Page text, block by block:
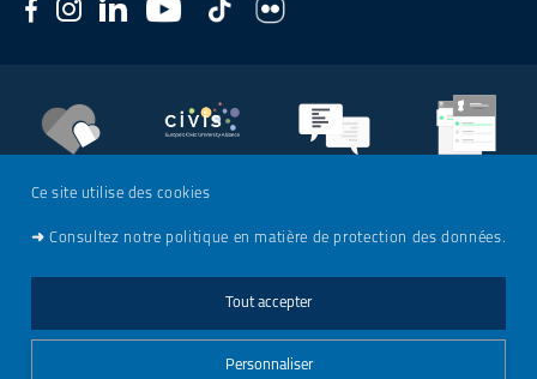
Ce site utilise des cookies
➜ Consultez notre politique en matière de protection des données.
Tout accepter
Personnaliser
l'Université
CIVIS
Charte de modération - Réseaux sociaux